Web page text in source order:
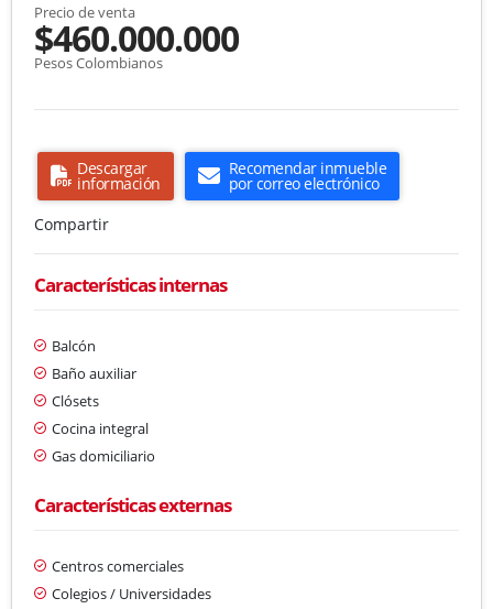
Precio de venta
$460.000.000
Pesos Colombianos
Descargar
información
Recomendar inmueble
por correo electrónico
Compartir
Características internas
Balcón
Baño auxiliar
Clósets
Cocina integral
Gas domiciliario
Características externas
Centros comerciales
Colegios / Universidades